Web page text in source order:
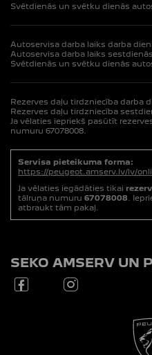
Svētdienās un svētku dienās
Autoservisa darba laiks darba
Autoservisa darba laiks
Svētdienās un svētku dienās
Rezerves daļu tirdzniecība darba
Rezerves daļu tirdzniecība
Ja vēlaties iepriekš pasūtīt
numuru 67078008.
Servisa pieteikuma forma:
https://peugeot.amserv.lv/lv/
Ja vēlaties iegādāties tikai
tālruņa numuru 67078008.
atbraukt tām pakaļ.
SEKO AMSERV UN